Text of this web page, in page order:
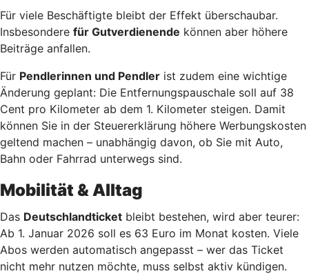
Für viele Beschäftigte bleibt der Effekt überschaubar.
Insbesondere für Gutverdienende können aber höhere
Beiträge anfallen.
Für Pendlerinnen und Pendler ist zudem eine wichtige
Änderung geplant: Die Entfernungspauschale soll auf 38
Cent pro Kilometer ab dem 1. Kilometer steigen. Damit
können Sie in der Steuererklärung höhere Werbungskosten
geltend machen – unabhängig davon, ob Sie mit Auto,
Bahn oder Fahrrad unterwegs sind.
Mobilität & Alltag
Das Deutschlandticket bleibt bestehen, wird aber teurer:
Ab 1. Januar 2026 soll es 63 Euro im Monat kosten. Viele
Abos werden automatisch angepasst – wer das Ticket
nicht mehr nutzen möchte, muss selbst aktiv kündigen.